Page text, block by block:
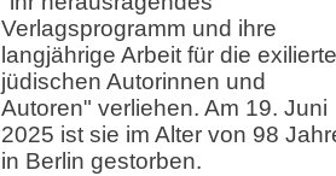
Verlagsprogramm und ihre
langjährige Arbeit für die
jüdischen Autorinnen und
Autoren" verliehen. Am 19. Juni
2025 ist sie im Alter von 98
in Berlin gestorben.